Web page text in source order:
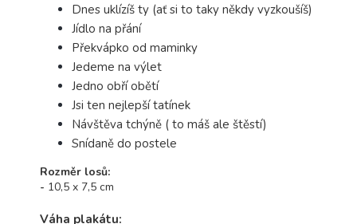
Dnes uklízíš ty (ať si to taky někdy vyzkoušíš)
Jídlo na přání
Překvápko od maminky
Jedeme na výlet
Jedno obří obětí
Jsi ten nejlepší tatínek
Návštěva tchýně ( to máš ale štěstí)
Snídaně do postele
Rozměr losů:
- 10,5 x 7,5 cm
Váha plakátu: